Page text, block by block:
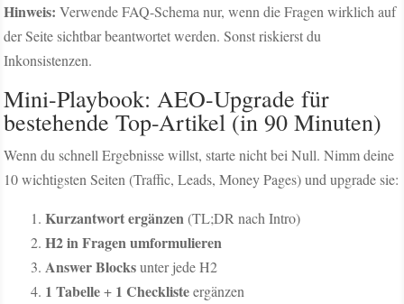
Hinweis: Verwende FAQ-Schema nur, wenn die Fragen wirklich auf
der Seite sichtbar beantwortet werden. Sonst riskierst du
Inkonsistenzen.
Mini-Playbook: AEO-Upgrade für
bestehende Top-Artikel (in 90 Minuten)
Wenn du schnell Ergebnisse willst, starte nicht bei Null. Nimm deine
10 wichtigsten Seiten (Traffic, Leads, Money Pages) und upgrade sie:
Kurzantwort ergänzen(TL;DR nach Intro)
H2 in Fragen umformulieren
Answer Blocksunter jede H2
1 Tabelle+ 1 Checklisteergänzen